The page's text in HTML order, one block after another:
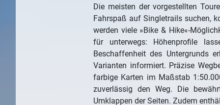
Die meisten der vorgestellten
Fahrspaß auf Singletrails suchen,
werden viele »Bike & Hike«-
für unterwegs: Höhenprofile
Beschaffenheit des Untergrunds
Varianten informiert. Präzise
farbige Karten im Maßstab
zuverlässig den Weg. Die
Umklappen der Seiten. Zudem